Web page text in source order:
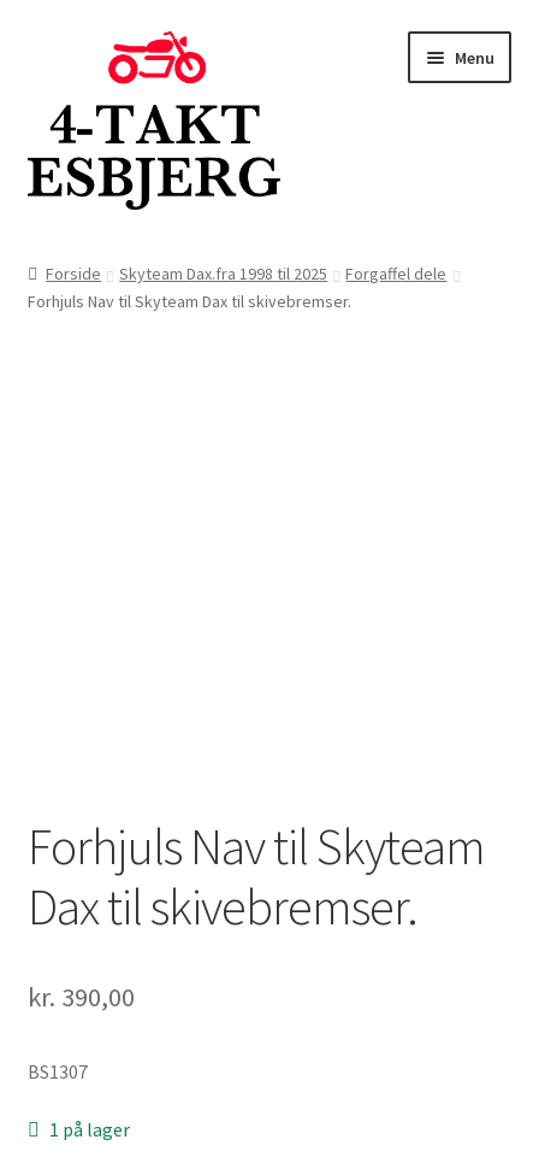
navigation
indhold
Menu
Butik
Forside Skyteam Dax.fra 1998 til 2025
Forgaffel dele
Forhjuls Nav til Skyteam Dax til skivebremser.
Forhjuls Nav til Skyteam
Dax til skivebremser.
kr. 390,00
BS1307
1 på lager